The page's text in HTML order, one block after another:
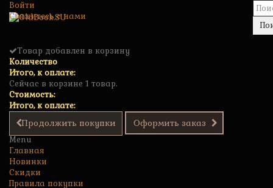
Войти
Свяжитесь с нами
Товар добавлен в корзину
Количество
Итого, к оплате:
Сейчас в корзине 1 товар.
Стоимость:
Итого, к оплате:
Продолжить покупки Оформить заказ
Menu
Главная
Новинки
Скидки
Правила покупки